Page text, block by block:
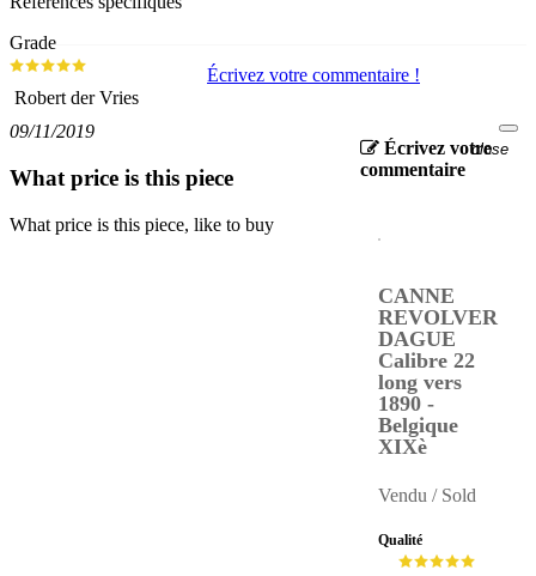
Grade
Robert der Vries
09/11/2019
What price is this piece
What price is this piece, like to buy
Écrivez votre commentaire !
Écrivez votre
commentaire
close
CANNE
REVOLVER
DAGUE
Calibre 22
long vers
1890 -
Belgique
XIXè
Vendu / Sold
Qualité